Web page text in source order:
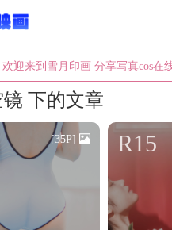
欢迎来到雪月印画 分享写真cos在
下的文章
[35P] R15